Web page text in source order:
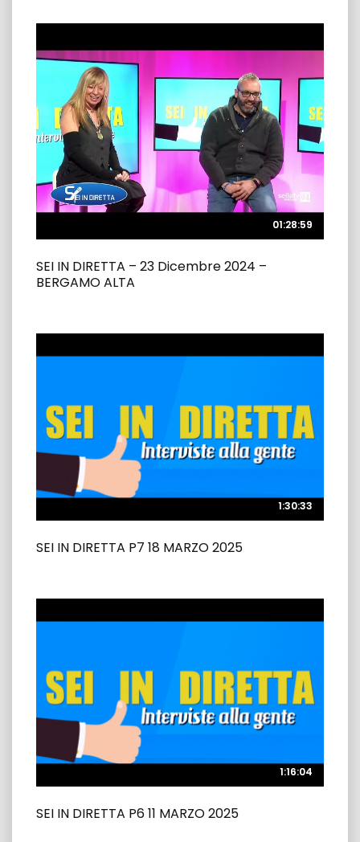
01:28:59
01:28:59
SEI IN DIRETTA – 23 Dicembre 2024 –
BERGAMO ALTA
1:30:33
1:30:33
SEI IN DIRETTA P7 18 MARZO 2025
1:16:04
1:16:04
SEI IN DIRETTA P6 11 MARZO 2025